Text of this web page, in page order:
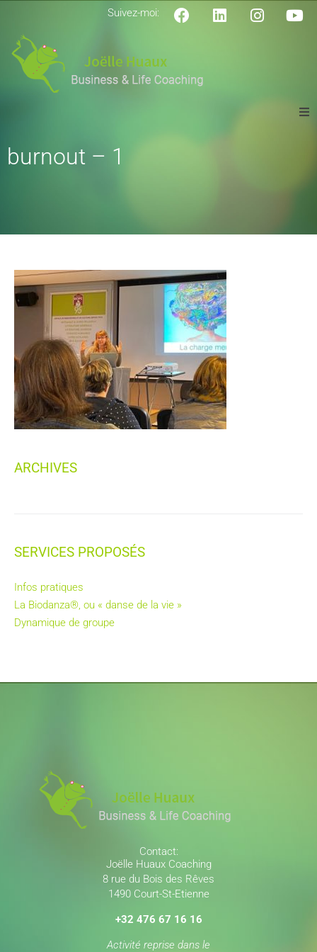
Suivez-moi:
COACHING PROFESSIONNEL
BIODANZA®
CONTACT
burnout – 1
ARCHIVES
SERVICES PROPOSÉS
Infos pratiques
La Biodanza®, ou « danse de la vie »
Dynamique de groupe
Contact:
Joëlle Huaux Coaching
8 rue du Bois des Rêves
1490 Court-St-Etienne
+32 476 67 16 16
Activité reprise dans le